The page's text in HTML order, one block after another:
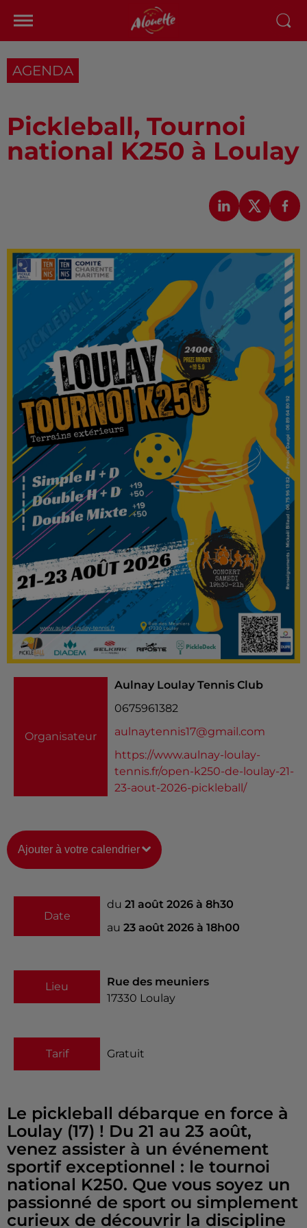
AGENDA
Pickleball, Tournoi
national K250 à Loulay
Organisateur
Aulnay Loulay Tennis Club
0675961382
aulnaytennis17@gmail.com
https://www.aulnay-loulay-
tennis.fr/open-k250-de-loulay-21-
23-aout-2026-pickleball/
Ajouter à votre calendrier
Date
du 21 août 2026 à 8h30
au 23 août 2026 à 18h00
Lieu
Rue des meuniers
17330 Loulay
Tarif Gratuit
Le pickleball débarque en force à
Loulay (17) ! Du 21 au 23 août,
venez assister à un événement
sportif exceptionnel : le tournoi
national K250. Que vous soyez un
passionné de sport ou simplement
curieux de découvrir la discipline